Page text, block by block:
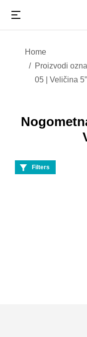
You are here:
Home
Proizvodi
05 | Veličina 5”
Filters